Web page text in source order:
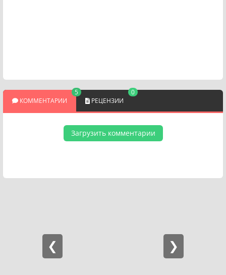
КОММЕНТАРИИ
5
РЕЦЕНЗИИ
0
Загрузить комментарии